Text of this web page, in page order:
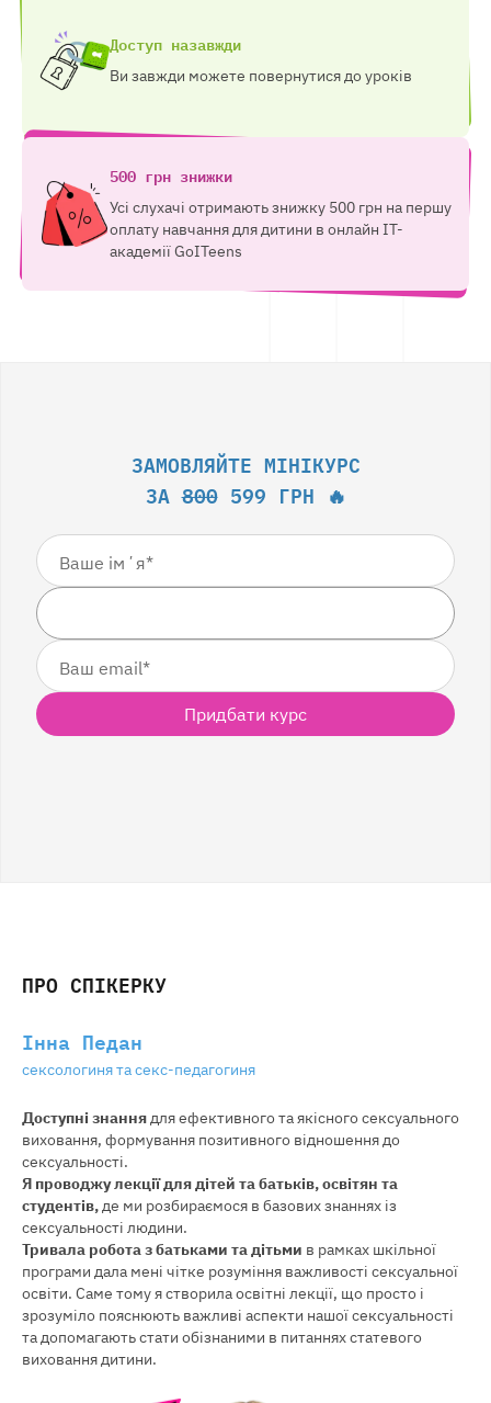
Доступ назавжди
Ви завжди можете повернутися до уроків
500 грн знижки
Усі слухачі отримають знижку 500 грн на першу
оплату навчання для дитини в онлайн ІТ-
академії GoITeens
ЗАМОВЛЯЙТЕ МІНІКУРС
ЗА800599 ГРН 🔥
Придбати курс
ПРО СПІКЕРКУ
Інна Педан
cексологиня та секс-педагогиня
Доступні знаннядля ефективного та якісного сексуального
виховання, формування позитивного відношення до
сексуальності.
Я проводжу лекції для дітей та батьків, освітян та
студентів,де ми розбираємося в базових знаннях із
сексуальності людини.
Тривала робота з батьками та дітьми в рамках шкільної
програми дала мені чітке розуміння важливості сексуальної
освіти. Саме тому я створила освітні лекції, що просто і
зрозуміло пояснюють важливі аспекти нашої сексуальності
та допомагають стати обізнаними в питаннях статевого
виховання дитини.